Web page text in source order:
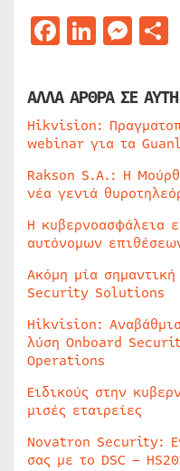
Facebook
ΑΛΛΑ ΑΡΘΡΑ ΣΕ
Hikvision:
webinar για τα
Rakson S.A.: Η
νέα γενιά
Η κυβερνοασφάλεια
αυτόνομων
Ακόμη μία
Security Solutions
Hikvision:
λύση Onboard
Operations
Ειδικούς στην
μισές εταιρείες
Novatron Security:
σας με το DSC –